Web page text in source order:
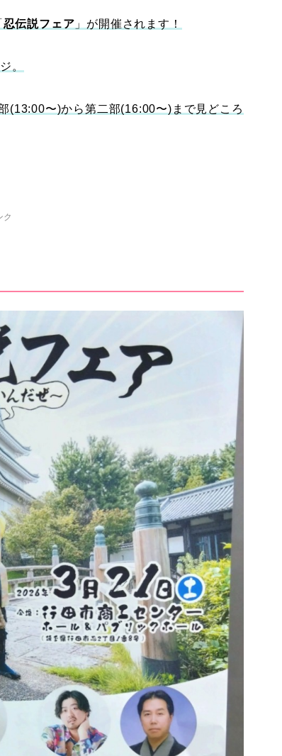
忍伝説フェア 」が開催されます！
。
(13:00〜)から第二部(16:00〜)まで見どころ
ク